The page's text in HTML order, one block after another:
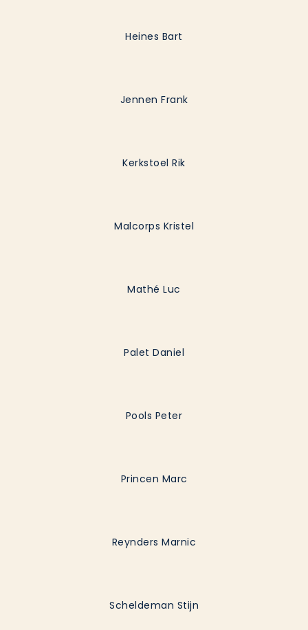
Heines Bart
Jennen Frank
Kerkstoel Rik
Malcorps Kristel
Mathé Luc
Palet Daniel
Pools Peter
Princen Marc
Reynders Marnic
Scheldeman Stijn